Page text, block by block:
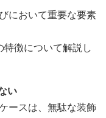
において重要な要素
徴について解説し
い
ースは、無駄な装飾